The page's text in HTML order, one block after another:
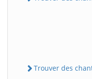
Trouver des